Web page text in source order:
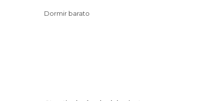
Dormir barato